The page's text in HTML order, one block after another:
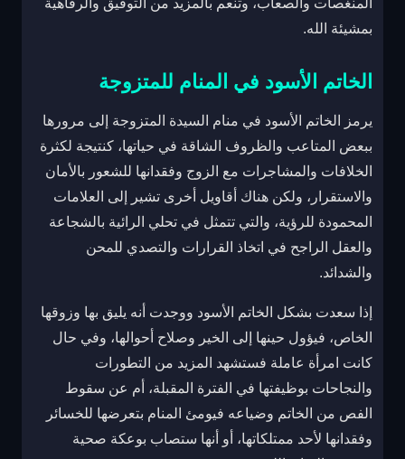
المنغصات والصعاب، وتنعم بالمزيد من التوفيق والرفاهية
بمشيئة الله.
الخاتم الأسود في المنام للمتزوجة
يرمز الخاتم الأسود في منام السيدة المتزوجة إلى مرورها
ببعض المتاعب والظروف الشاقة في حياتها، كنتيجة لكثرة
الخلافات والمشاجرات مع الزوج وفقدانها للشعور بالأمان
والاستقرار، ولكن هناك أقاويل أخرى تشير إلى العلامات
المحمودة للرؤية، والتي تتمثل في تحلي الرائية بالشجاعة
والعقل الراجح في اتخاذ القرارات والتصدي للمحن
والشدائد.
إذا سعدت بشكل الخاتم الأسود ووجدت أنه يليق بها وزوقها
الخاص، فيؤول حينها إلى الخير وصلاح أحوالها، وفي حال
كانت امرأة عاملة فستشهد المزيد من التطورات
والنجاحات بوظيفتها في الفترة المقبلة، أم عن سقوط
الفص من الخاتم وضياعه فيومئ المنام بتعرضها للخسائر
وفقدانها لأحد ممتلكاتها، أو أنها ستصاب بوعكة صحية